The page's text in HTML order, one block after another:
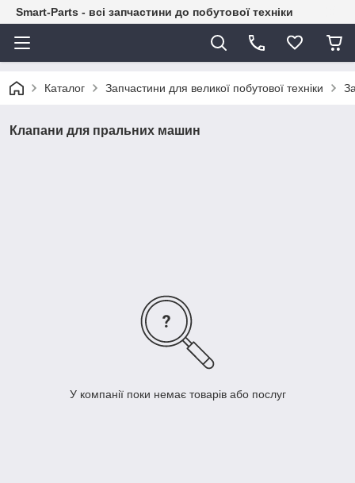
Smart-Parts - всі запчастини до побутової техніки
Каталог Запчастини для великої побутової техніки
Клапани для пральних машин
У компанії поки немає товарів або послуг